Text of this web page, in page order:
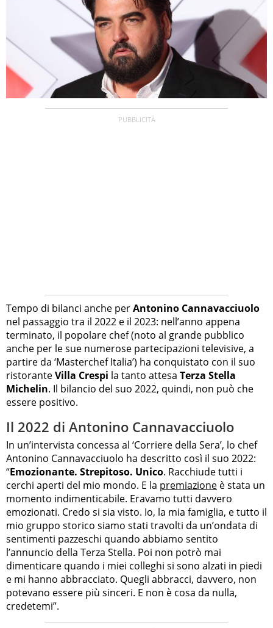
Tempo di bilanci anche perAntonino Cannavacciuolo
nel passaggio tra il 2022 e il 2023: nell’anno appena
terminato, il popolare chef (noto al grande pubblico
anche per le sue numerose partecipazioni televisive, a
partire da ‘Masterchef Italia’) ha conquistato con il suo
ristoranteVilla Crespi la tanto attesa Terza Stella
Michelin. Il bilancio del suo 2022, quindi, non può che
essere positivo.
Il 2022 di Antonino Cannavacciuolo
In un’intervista concessa al ‘Corriere della Sera’, lo chef
Antonino Cannavacciuolo ha descritto così il suo 2022:
“Emozionante. Strepitoso. Unico. Racchiude tutti i
cerchi aperti del mio mondo. E la premiazione è stata un
momento indimenticabile. Eravamo tutti davvero
emozionati. Credo si sia visto. Io, la mia famiglia, e tutto il
mio gruppo storico siamo stati travolti da un’ondata di
sentimenti pazzeschi quando abbiamo sentito
l’annuncio della Terza Stella. Poi non potrò mai
dimenticare quando i miei colleghi si sono alzati in piedi
e mi hanno abbracciato. Quegli abbracci, davvero, non
potevano essere più sinceri. E non è cosa da nulla,
credetemi”.